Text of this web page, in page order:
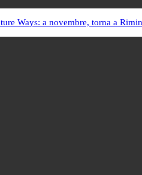
Ways: a novembre, torna a